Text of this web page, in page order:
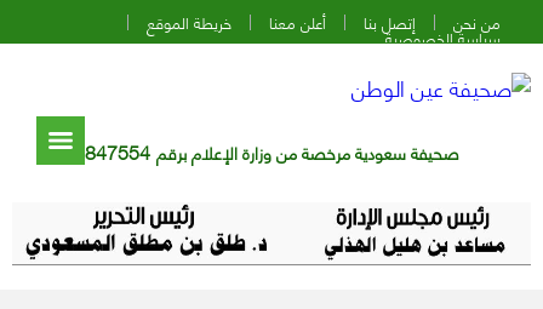
من نحن إتصل بنا أعلن معنا خريطة الموقع
سياسة الخصوصية
صحيفة سعودية مرخصة من وزارة الإعلام برقم 847554